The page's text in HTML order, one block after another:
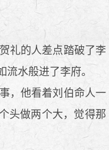
礼的人差点踏破了李
水般进了李府。
，他看着刘伯命人一
头做两个大，觉得那